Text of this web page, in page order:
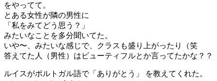
をやってて。
とある女性が隣の男性に
「私をみてどう思う？」
みたいなことを多分聞いてた。
いや〜、みたいな感じで、クラスも盛り上がったり（笑
答えてた人（男性）はビューティフルとか言ってたかな？？
ルイスがポルトガル語で「ありがとう」 を教えてくれた。